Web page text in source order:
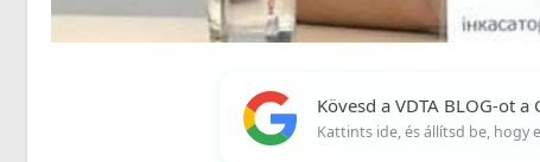
Kövesd a VDTA BLOG-ot
Kattints ide, és állítsd be, hogy